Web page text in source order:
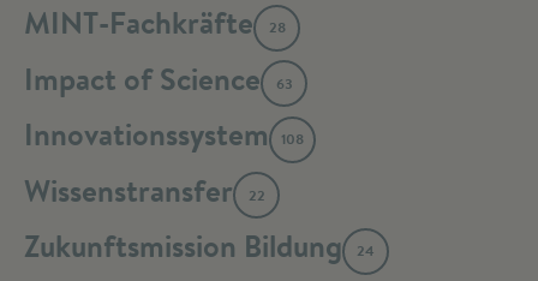
MINT-Fachkräfte 28
Impact of Science 63
Innovationssystem 108
Wissenstransfer 22
Zukunftsmission Bildung 24